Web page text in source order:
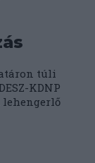
túli
KDNP